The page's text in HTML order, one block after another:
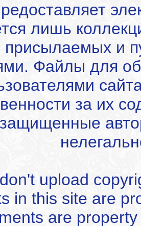
лишь
присылаемых и
Файлы для
за их
upload
in this site are
are